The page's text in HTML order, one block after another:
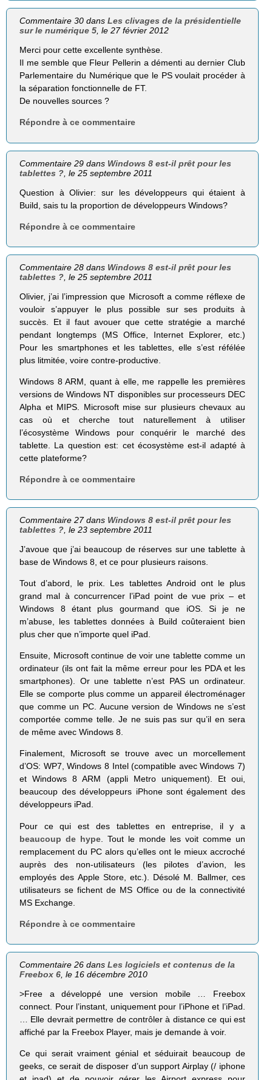
Commentaire 30 dansLes clivages de la présidentielle
sur le numérique 5, le 27 février 2012
Merci pour cette excellente synthèse.
Il me semble que Fleur Pellerin a démenti au dernier Club
Parlementaire du Numérique que le PS voulait procéder à
la séparation fonctionnelle de FT.
De nouvelles sources ?
Répondre à ce commentaire
Commentaire 29 dans Windows 8 est-il prêt pour les
tablettes ? , le 25 septembre 2011
Question à Olivier: sur les développeurs qui étaient à
Build, sais tu la proportion de développeurs Windows?
Répondre à ce commentaire
Commentaire 28 dans Windows 8 est-il prêt pour les
tablettes ? , le 25 septembre 2011
Olivier, j’ai l’impression que Microsoft a comme réflexe de
vouloir s’appuyer le plus possible sur ses produits à
succès. Et il faut avouer que cette stratégie a marché
pendant longtemps (MS Office, Internet Explorer, etc.)
Pour les smartphones et les tablettes, elle s’est réfélée
plus litmitée, voire contre-productive.
Windows 8 ARM, quant à elle, me rappelle les premières
versions de Windows NT disponibles sur processeurs DEC
Alpha et MIPS. Microsoft mise sur plusieurs chevaux au
cas où et cherche tout naturellement à utiliser
l’écosystème Windows pour conquérir le marché des
tablette. La question est: cet écosystème est-il adapté à
cette plateforme?
Répondre à ce commentaire
Commentaire 27 dans Windows 8 est-il prêt pour les
tablettes ? , le 23 septembre 2011
J’avoue que j’ai beaucoup de réserves sur une tablette à
base de Windows 8, et ce pour plusieurs raisons.
Tout d’abord, le prix. Les tablettes Android ont le plus
grand mal à concurrencer l’iPad point de vue prix – et
Windows 8 étant plus gourmand que iOS. Si je ne
m’abuse, les tablettes données à Build coûteraient bien
plus cher que n’importe quel iPad.
Ensuite, Microsoft continue de voir une tablette comme un
ordinateur (ils ont fait la même erreur pour les PDA et les
smartphones). Or une tablette n’est PAS un ordinateur.
Elle se comporte plus comme un appareil électroménager
que comme un PC. Aucune version de Windows ne s’est
comportée comme telle. Je ne suis pas sur qu’il en sera
de même avec Windows 8.
Finalement, Microsoft se trouve avec un morcellement
d’OS: WP7, Windows 8 Intel (compatible avec Windows 7)
et Windows 8 ARM (appli Metro uniquement). Et oui,
beaucoup des développeurs iPhone sont également des
développeurs iPad.
Pour ce qui est des tablettes en entreprise, il y a
beaucoup de hype . Tout le monde les voit comme un
remplacement du PC alors qu’elles ont le mieux accroché
auprès des non-utilisateurs (les pilotes d’avion, les
employés des Apple Store, etc.). Désolé M. Ballmer, ces
utilisateurs se fichent de MS Office ou de la connectivité
MS Exchange.
Répondre à ce commentaire
Commentaire 26 dansLes logiciels et contenus de la
Freebox 6 , le 16 décembre 2010
>Free a déve­loppé une ver­sion mobile … Free­box
connect. Pour l’instant, uni­que­ment pour l’iPhone et l’iPad.
… Elle devrait per­mettre de contrô­ler à dis­tance ce qui est
affi­ché par la Free­box Player, mais je demande à voir.
Ce qui serait vraiment génial et séduirait beaucoup de
geeks, ce serait de disposer d’un support Airplay (/ iphone